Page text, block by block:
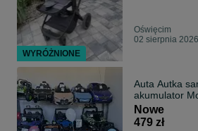
Oświęcim
02 sierpnia 2026
Auta Autka
akumulator
dziecka
Nowe
479 zł
WYRÓŻNIONE